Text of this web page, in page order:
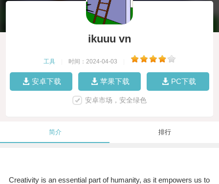
ikuuu vn
工具 时间：2024-04-03
安卓下载 苹果下载 PC下载
安卓市场，安全绿色
简介 排行
Creativity is an essential part of humanity, as it empowers us to